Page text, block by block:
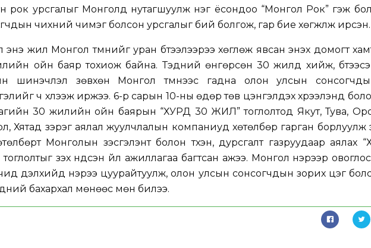
рок урсгалыг Монголд нутагшуулж нэг ёсондоо “Монгол Рок” гэж
чихний чимэг болсон урсгалыг бий болгож, гар бие хөгжүүлж ирсэн.
энэ жил Монгол түмнийг уран бүтээлээрээ хөглөж явсан энэхүү домогт
ойн баяр тохиож байна. Тэдний өнгөрсөн 30 жилд хийж,
шинэчлэл зөвхөн Монгол түмнээс гадна олон улсын
ч хүлээж иржээ. 6-р сарын 10-ны өдөр төв цэнгэлдэх хүрээлэнд
30 жилийн ойн баярын “ХУРД 30 ЖИЛ” тоглолтод Якут, Тува,
Хятад зэрэг аялал жуулчлалын компаниуд хөтөлбөр гарган борлуулж
Монголын үзэсгэлэнт болон түүхэн, дурсгалт газруудаар аялах
үзэх үндсэн үйл ажиллагаа багтсан ажээ. Монгол нэрээр
дэлхийд нэрээ цуурайтуулж, олон улсын сонсогчдын зорих цэг
бахархал мөнөөс мөн билээ.